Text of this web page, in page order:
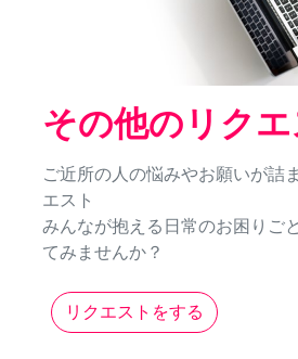
その他のリクエ
ご近所の人の悩みやお願いが詰
エスト
みんなが抱える日常のお困りご
てみませんか？
リクエストをする